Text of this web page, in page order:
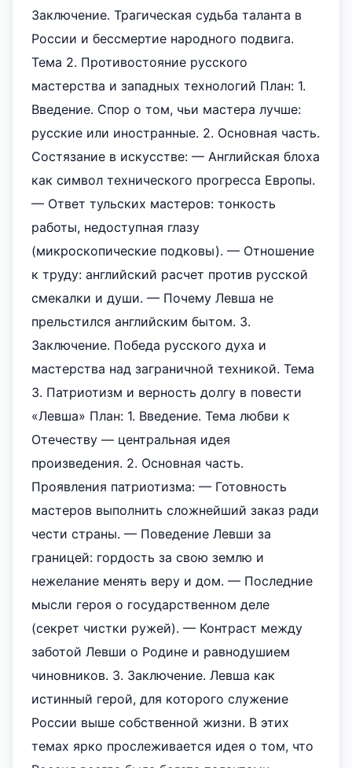
Заключение. Трагическая судьба таланта в
России и бессмертие народного подвига.
Тема 2. Противостояние русского
мастерства и западных технологий План: 1.
Введение. Спор о том, чьи мастера лучше:
русские или иностранные. 2. Основная часть.
Состязание в искусстве: — Английская блоха
как символ технического прогресса Европы.
— Ответ тульских мастеров: тонкость
работы, недоступная глазу
(микроскопические подковы). — Отношение
к труду: английский расчет против русской
смекалки и души. — Почему Левша не
прельстился английским бытом. 3.
Заключение. Победа русского духа и
мастерства над заграничной техникой. Тема
3. Патриотизм и верность долгу в повести
«Левша» План: 1. Введение. Тема любви к
Отечеству — центральная идея
произведения. 2. Основная часть.
Проявления патриотизма: — Готовность
мастеров выполнить сложнейший заказ ради
чести страны. — Поведение Левши за
границей: гордость за свою землю и
нежелание менять веру и дом. — Последние
мысли героя о государственном деле
(секрет чистки ружей). — Контраст между
заботой Левши о Родине и равнодушием
чиновников. 3. Заключение. Левша как
истинный герой, для которого служение
России выше собственной жизни. В этих
темах ярко прослеживается идея о том, что